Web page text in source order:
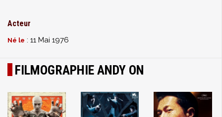
Acteur
Né le : 11 Mai 1976
FILMOGRAPHIE ANDY ON